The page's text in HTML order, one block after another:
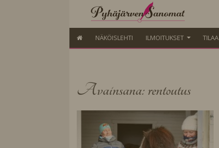
NÄKÖISLEHTI ILMOITUKSET
Avainsana: rentoutus